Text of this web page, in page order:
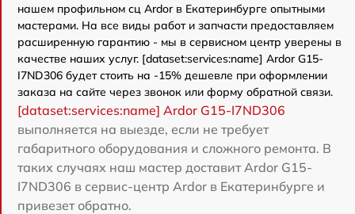
нашем профильном сц Ardor в Екатеринбурге опытными
мастерами. На все виды работ и запчасти предоставляем
расширенную гарантию - мы в сервисном центр уверены в
качестве наших услуг. [dataset:services:name] Ardor G15-
I7ND306 будет стоить на -15% дешевле при оформлении
заказа на сайте через звонок или форму обратной связи.
[dataset:services:name] Ardor G15-I7ND306
выполняется на выезде, если не требует
габаритного оборудования и сложного ремонта. В
таких случаях наш мастер доставит Ardor G15-
I7ND306 в сервис-центр Ardor в Екатеринбурге и
привезет обратно.